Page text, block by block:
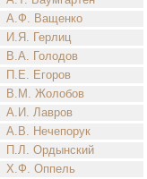
А.Ф. Ващенко
И.Я. Герлиц
В.А. Голодов
П.Е. Егоров
В.М. Жолобов
А.И. Лавров
А.В. Нечепорук
П.Л. Ордынский
Х.Ф. Оппель